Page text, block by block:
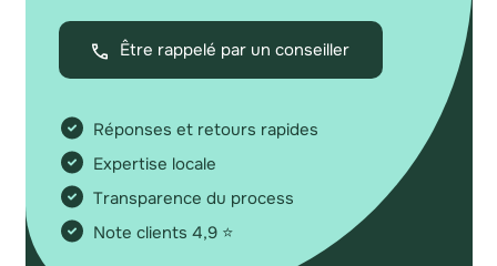
Être rappelé par un conseiller
Réponses et retours rapides
Expertise locale
Transparence du process
Note clients 4,9 ⭐